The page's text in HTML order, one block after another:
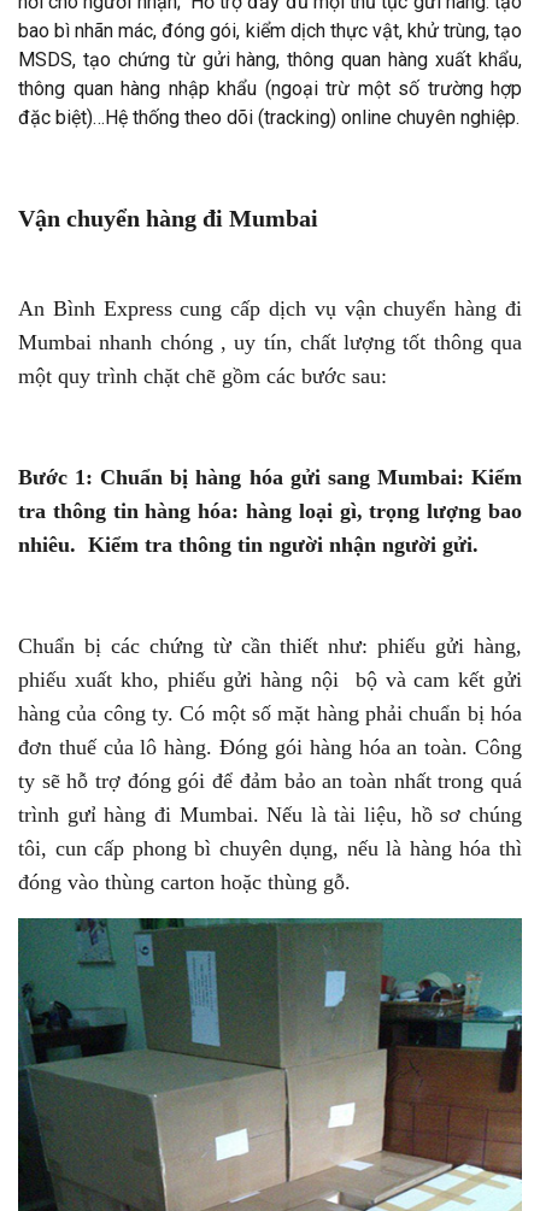
bao bì nhãn mác, đóng gói, kiểm dịch thực vật, khử trùng, tạo
MSDS, tạo chứng từ gửi hàng, thông quan hàng xuất khẩu,
thông quan hàng nhập khẩu (ngoại trừ một số trường hợp
đặc biệt)…Hệ thống theo dõi (tracking) online chuyên nghiệp.
Vận chuyển hàng đi Mumbai
An Bình Express cung cấp dịch vụ vận chuyển hàng đi
Mumbai nhanh chóng , uy tín, chất lượng tốt thông qua
một quy trình chặt chẽ gồm các bước sau:
Bước 1: Chuẩn bị hàng hóa gửi sang Mumbai: Kiểm
tra thông tin hàng hóa: hàng loại gì, trọng lượng bao
nhiêu. Kiểm tra thông tin người nhận người gửi.
Chuẩn bị các chứng từ cần thiết như: phiếu gửi hàng,
phiếu xuất kho, phiếu gửi hàng nội bộ và cam kết gửi
hàng của công ty. Có một số mặt hàng phải chuẩn bị hóa
đơn thuế của lô hàng. Đóng gói hàng hóa an toàn. Công
ty sẽ hỗ trợ đóng gói để đảm bảo an toàn nhất trong quá
trình gưỉ hàng đi Mumbai. Nếu là tài liệu, hồ sơ chúng
tôi, cun cấp phong bì chuyên dụng, nếu là hàng hóa thì
đóng vào thùng carton hoặc thùng gỗ.